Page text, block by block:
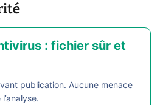
: fichier sûr et
publication. Aucune menace